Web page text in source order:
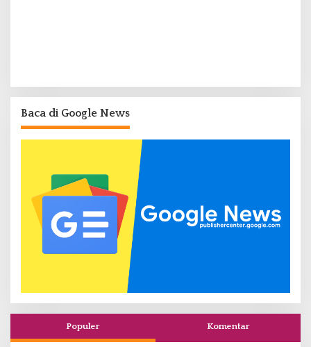
Baca di Google News
Populer Komentar